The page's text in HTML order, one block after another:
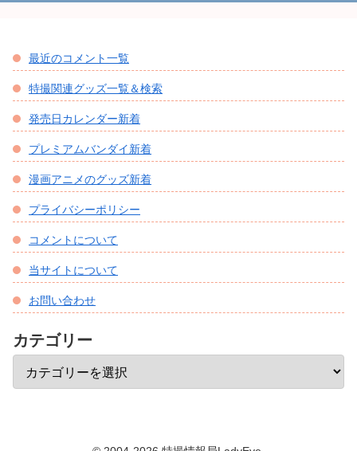
最近のコメント一覧
特撮関連グッズ一覧＆検索
発売日カレンダー新着
プレミアムバンダイ新着
漫画アニメのグッズ新着
プライバシーポリシー
コメントについて
当サイトについて
お問い合わせ
カテゴリー